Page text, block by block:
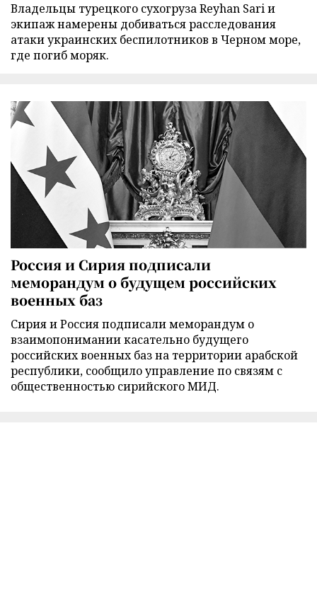
Владельцы турецкого сухогруза Reyhan Sari и
экипаж намерены добиваться расследования
атаки украинских беспилотников в Черном море,
где погиб моряк.
Россия и Сирия подписали
меморандум о будущем российских
военных баз
Сирия и Россия подписали меморандум о
взаимопонимании касательно будущего
российских военных баз на территории арабской
республики, сообщило управление по связям с
общественностью сирийского МИД.